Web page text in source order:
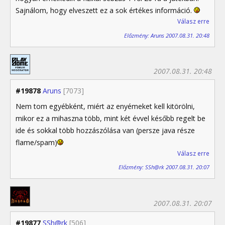
Sajnálom, hogy elveszett ez a sok értékes információ.
Válasz erre
Előzmény: Aruns 2007.08.31. 20:48
#19878 Aruns [7073]
2007.08.31. 20:48
Nem tom egyébként, miért az enyémeket kell kitörölni,
mikor ez a mihaszna több, mint két évvel később regelt be
ide és sokkal több hozzászólása van (persze java része
flame/spam)
Válasz erre
Előzmény: SSh@rk 2007.08.31. 20:07
#19877 SSh@rk [506]
2007.08.31. 20:07